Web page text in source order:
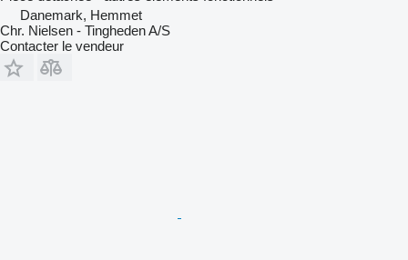
Danemark, Hemmet
Chr. Nielsen - Tingheden A/S
Contacter le vendeur